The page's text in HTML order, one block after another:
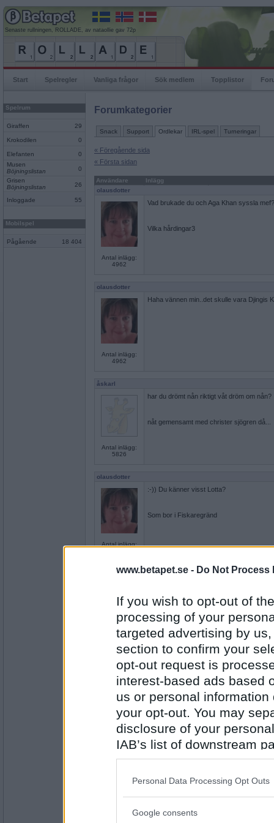
www.betapet.se - Do Not Process
If you wish to opt-out of
processing of your
targeted advertising by
section to confirm your
opt-out request is
interest-based ads based
us or personal
your opt-out. You may
disclosure of your
IAB’s list of downstream
also be disclosed by us
Downstream Participants
Please note that this
Personal Data Processing Opt Outs
Google consents
Senaste rullningen, ROLLADE, av nataollie gav 72p
Start Spelregler Vanliga frågor Sök medlem Topplistor
Spelrum
Giraffen 29
Krokodilen 0
Elefanten
0
Musen
Böjningslistan
0
Grisen
Böjningslistan
26
Inloggade 55
Mobilspel
Pågående 18 404
Forumkategorier
Snack Support Ordlekar IRL-spel Turneringar
« Föregående sida
« Första sidan
Användare
Inlägg
olausdotter
Antal inlägg:
4962
Vad brukade du och Aga Khan syssla mef?
Vilka hårdingar3
olausdotter
Antal inlägg:
4962
Haha vännen min..det skulle vara Djingis
åskarl
Antal inlägg:
5826
har du drömt nån riktigt våt dröm om nån?
nåt gemensamt med christer sjögren då...
olausdotter
Antal inlägg:
:-)) Du känner visst Lotta?
Som bor i Fiskaregränd
goodie2
Antal inlägg:
1163
Nu är du ute med damhondan igen..
olausdotter
4962
Kan du inte skriva ett ord som är svårt att
Du är bra på det
Vad tycker du om min totalförmåga..?
Jamendåså..